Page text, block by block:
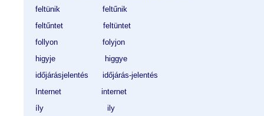
feltünik                  feltűnik
feltűntet                 feltüntet
follyon                   folyjon
higyje                     higgye
időjárásjelentés      időjárás-jelentés
Internet                 internet
íly                           ily